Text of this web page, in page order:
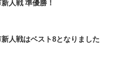
人戦 準優勝！
人戦はベスト8となりました